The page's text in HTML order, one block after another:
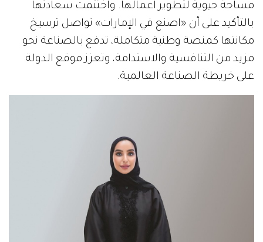
مساحةً حيوية لتطوير أعمالها. واختتمت سعادتها
بالتأكيد على أن «اصنع في الإمارات» تواصل ترسيخ
مكانتها كمنصة وطنية متكاملة، تدفع بالصناعة نحو
مزيد من التنافسية والاستدامة، وتعزز موقع الدولة
على خريطة الصناعة العالمية.